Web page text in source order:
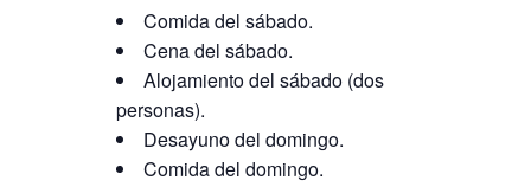
Comida del sábado.
Cena del sábado.
Alojamiento del sábado (dos
personas).
Desayuno del domingo.
Comida del domingo.